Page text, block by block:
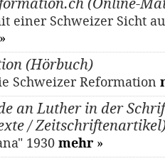
(Online-
einer Schweizer Sicht
»
(Hörbuch)
Schweizer Reformation
an Luther in der
/
1930 mehr »